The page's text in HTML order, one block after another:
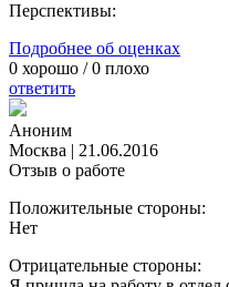
Перспективы:
Подробнее об оценках
0 хорошо /0 плохо
ответить
Аноним
Москва | 21.06.2016
Отзыв о работе
Положительные стороны:
Нет
Отрицательные стороны: